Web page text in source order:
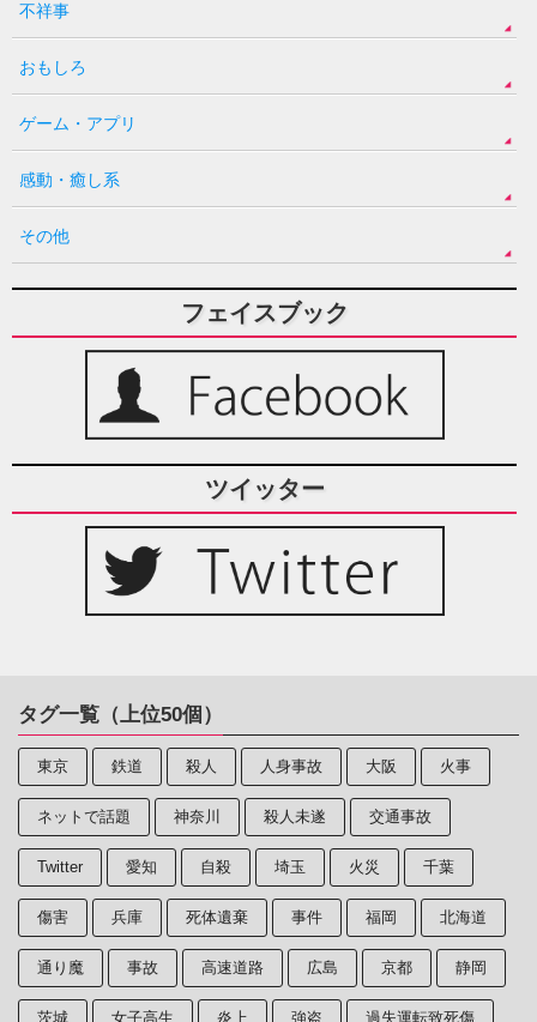
不祥事
おもしろ
ゲーム・アプリ
感動・癒し系
その他
フェイスブック
ツイッター
タグ一覧（上位50個）
東京 鉄道 殺人 人身事故 大阪 火事
ネットで話題 神奈川 殺人未遂 交通事故
Twitter 愛知 自殺 埼玉 火災 千葉
傷害 兵庫 死体遺棄 事件 福岡 北海道
通り魔 事故 高速道路 広島 京都 静岡
茨城 女子高生 炎上 強盗 過失運転致死傷